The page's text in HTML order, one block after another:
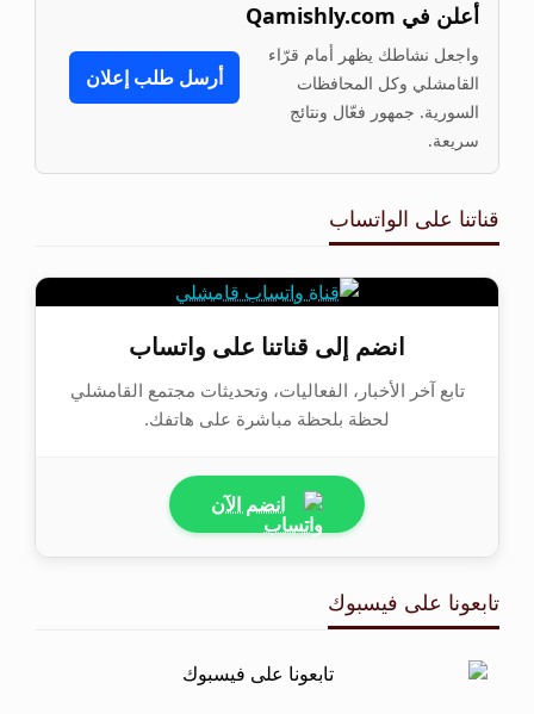
أعلن في Qamishly.com
واجعل نشاطك يظهر أمام قرّاء
القامشلي وكل المحافظات
السورية. جمهور فعّال ونتائج
سريعة.
أرسل طلب إعلان
قناتنا على الواتساب
انضم إلى قناتنا على واتساب
تابع آخر الأخبار، الفعاليات، وتحديثات مجتمع القامشلي
لحظة بلحظة مباشرة على هاتفك.
انضم الآن
تابعونا على فيسبوك